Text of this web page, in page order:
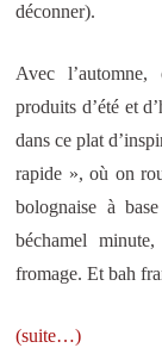
déconner).
Avec
produits d’été et
dans ce plat
rapide », où on
bolognaise à
béchamel
fromage. Et bah
(suite…)